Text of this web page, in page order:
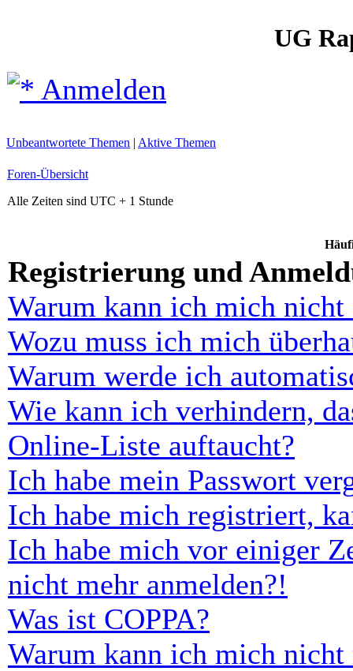
UG
Anmelden
Unbeantwortete Themen | Aktive Themen
Foren-Übersicht
Alle Zeiten sind UTC + 1 Stunde
Registrierung und
Warum kann ich mich nicht
Wozu muss ich mich
Warum werde ich
Wie kann ich verhindern,
Online-Liste auftaucht?
Ich habe mein Passwort
Ich habe mich registriert,
Ich habe mich vor einiger
nicht mehr anmelden?!
Was ist COPPA?
Warum kann ich mich nicht